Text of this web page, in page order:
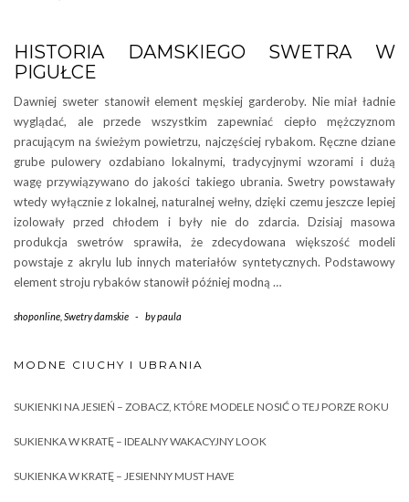
HISTORIA DAMSKIEGO SWETRA W
PIGUŁCE
Dawniej sweter stanowił element męskiej garderoby. Nie miał ładnie
wyglądać, ale przede wszystkim zapewniać ciepło mężczyznom
pracującym na świeżym powietrzu, najczęściej rybakom. Ręczne dziane
grube pulowery ozdabiano lokalnymi, tradycyjnymi wzorami i dużą
wagę przywiązywano do jakości takiego ubrania. Swetry powstawały
wtedy wyłącznie z lokalnej, naturalnej wełny, dzięki czemu jeszcze lepiej
izolowały przed chłodem i były nie do zdarcia. Dzisiaj masowa
produkcja swetrów sprawiła, że zdecydowana większość modeli
powstaje z akrylu lub innych materiałów syntetycznych. Podstawowy
element stroju rybaków stanowił później modną …
shoponline Swetry damskie - bypaula
MODNE CIUCHY I UBRANIA
SUKIENKI NA JESIEŃ – ZOBACZ, KTÓRE MODELE NOSIĆ O TEJ PORZE ROKU
SUKIENKA W KRATĘ – IDEALNY WAKACYJNY LOOK
SUKIENKA W KRATĘ – JESIENNY MUST HAVE